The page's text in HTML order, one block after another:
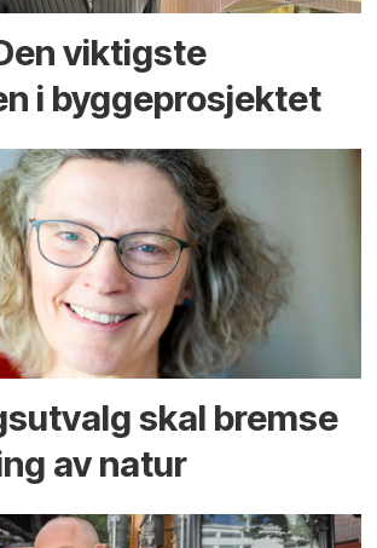
viktigste
i bygge­­prosjektet
skal bremse
av natur